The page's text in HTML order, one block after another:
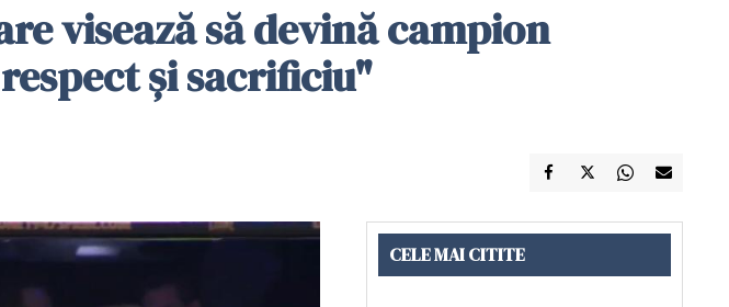
visează să devină campion
și sacrificiu"
CELE MAI CITITE